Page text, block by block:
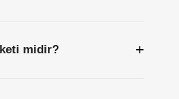
midir? +